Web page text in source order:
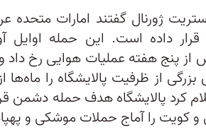
ژورنال گفتند امارات متحده
داده است. این حمله اوایل
پنج هفته عملیات هوایی رخ
از ظرفیت پالایشگاه را ماه‌ها
کرد پالایشگاه هدف حمله دشمن
و کویت را آماج حملات موشکی و